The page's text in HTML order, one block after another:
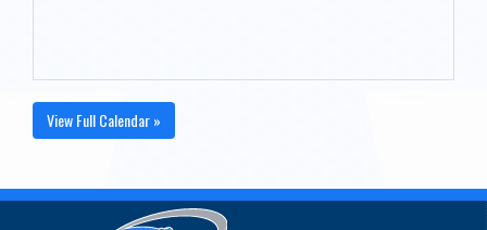
View Full Calendar »